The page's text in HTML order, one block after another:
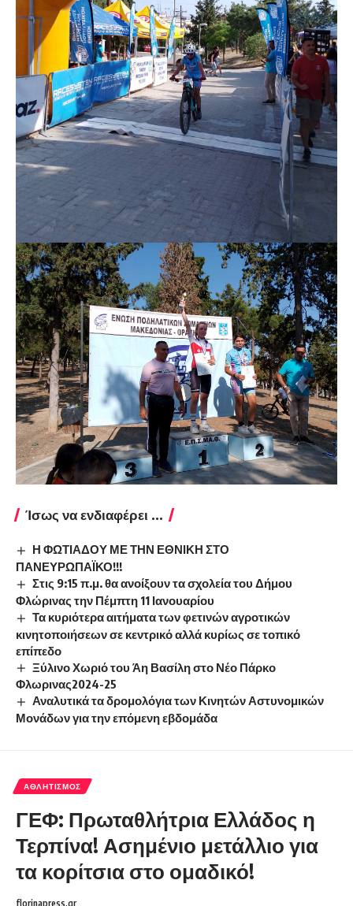
Ίσως να ενδιαφέρει ...
Η ΦΩΤΙΑΔΟΥ ΜΕ ΤΗΝ ΕΘΝΙΚΗ ΣΤΟ
ΠΑΝΕΥΡΩΠΑΪΚΟ!!!
Στις 9:15 π.μ. θα ανοίξουν τα σχολεία του Δήμου
Φλώρινας την Πέμπτη 11 Ιανουαρίου
Τα κυριότερα αιτήματα των φετινών αγροτικών
κινητοποιήσεων σε κεντρικό αλλά κυρίως σε τοπικό
επίπεδο
Ξύλινο Χωριό του Άη Βασίλη στο Νέο Πάρκο
Φλωρινας2024-25
Αναλυτικά τα δρομολόγια των Κινητών Αστυνομικών
Μονάδων για την επόμενη εβδομάδα
ΑΘΛΗΤΙΣΜΌΣ
ΓΕΦ: Πρωταθλήτρια Ελλάδος η
Τερπίνα! Ασημένιο μετάλλιο για
τα κορίτσια στο ομαδικό!
florinapress.gr